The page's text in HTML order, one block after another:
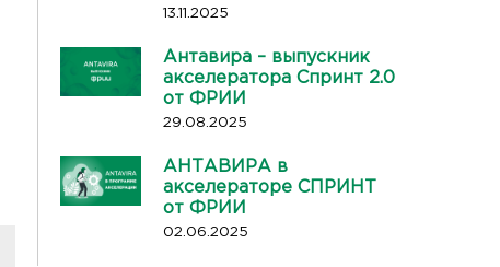
13.11.2025
Антавира – выпускник
акселератора Спринт 2.0
от ФРИИ
29.08.2025
АНТАВИРА в
акселераторе СПРИНТ
от ФРИИ
02.06.2025